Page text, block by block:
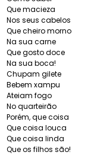
Que macieza
Nos seus cabelos
Que cheiro morno
Na sua carne
Que gosto doce
Na sua boca!
Chupam gilete
Bebem xampu
Ateiam fogo
No quarteirão
Porém, que coisa
Que coisa louca
Que coisa linda
Que os filhos são!